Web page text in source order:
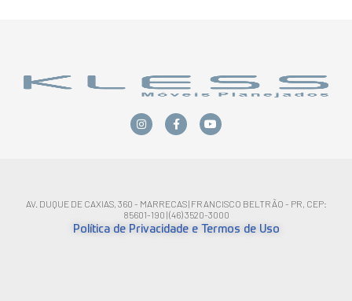
AV. DUQUE DE CAXIAS, 360 - MARRECAS | FRANCISCO BELTRÃO - PR, CEP:
85601-190 | (46) 3520-3000
Política de Privacidade e Termos de Uso